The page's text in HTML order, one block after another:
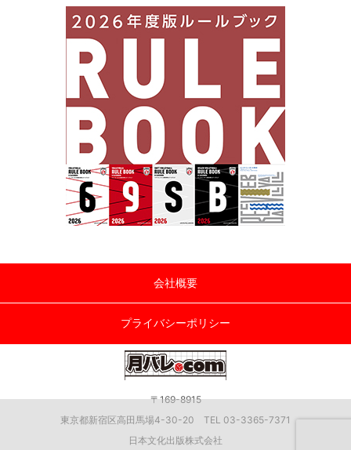
会社概要
プライバシーポリシー
〒169-8915
東京都新宿区高田馬場4-30-20 TEL 03-3365-7371
日本文化出版株式会社